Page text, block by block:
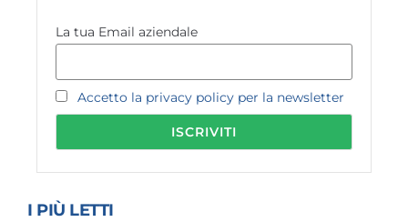
La tua Email aziendale
Accetto la privacy policy per la newsletter
I PIÙ LETTI